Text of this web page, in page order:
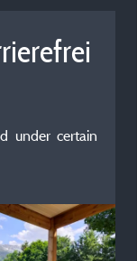
under certain